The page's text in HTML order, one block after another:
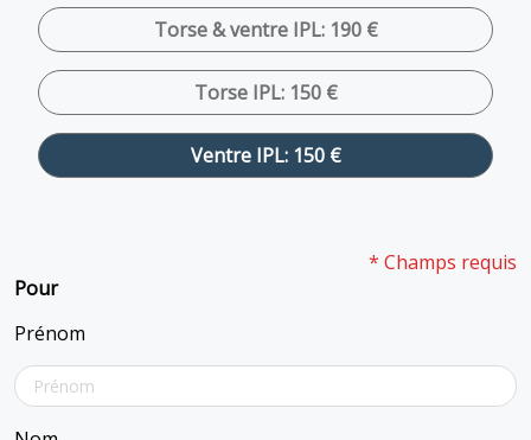
Torse & ventre IPL: 190 €
Torse IPL: 150 €
Ventre IPL: 150 €
* Champs requis
Pour
Prénom